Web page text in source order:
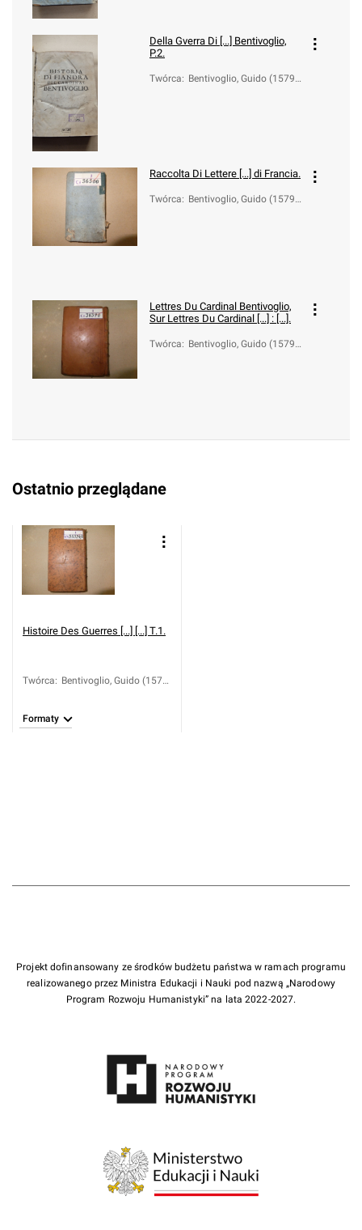
Della Gverra Di [...] Bentivoglio,
P.2.
Twórca: Bentivoglio, Guido (1579-
Raccolta Di Lettere [...] di Francia.
Twórca: Bentivoglio, Guido (1579-
Lettres Du Cardinal Bentivoglio,
SurLettres Du Cardinal [...] : [...].
Twórca: Bentivoglio, Guido (1579-
Ostatnio przeglądane
Histoire Des Guerres [...] [...] T.1.
Twórca: Bentivoglio, Guido (1579-
Formaty
Projekt dofinansowany ze środków budżetu państwa w ramach programu
realizowanego przez Ministra Edukacji i Nauki pod nazwą „Narodowy
Program Rozwoju Humanistyki” na lata 2022-2027.